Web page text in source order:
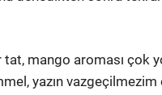
mango aroması çok
yazın vazgeçilmezim